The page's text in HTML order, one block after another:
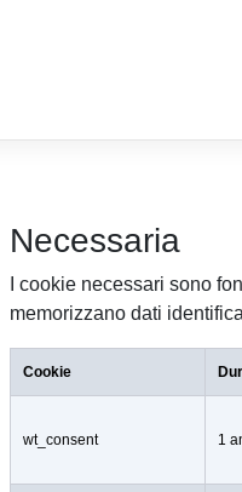
Necessaria
I cookie necessari sono
memorizzano dati
Cookie
wt_consent 1